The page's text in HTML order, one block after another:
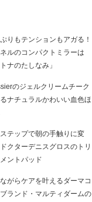
りもテンションもアガる！
ルのコンパクトミラーは
トナのたしなみ」
のジェルクリームチーク
ナチュラルかわいい血色ほ
テップで朝の手触りに変
クターデニスグロスのトリ
ントパッド
がらケアを叶えるダーマコ
ランド・マルティダームの